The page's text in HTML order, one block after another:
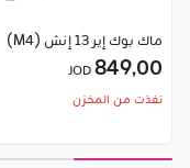
ماك بوك إير 13 إنش (M4)
849٫00
نفذت من المخزن